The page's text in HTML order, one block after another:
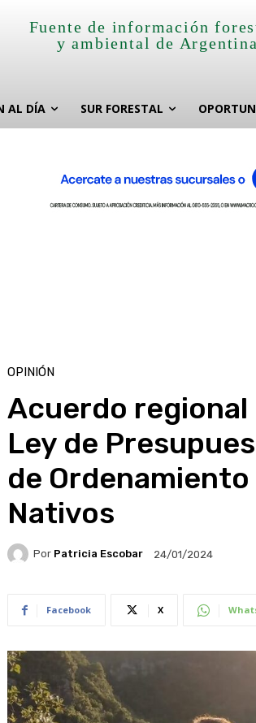
Fuente de información
y ambiental de
AL DÍA SUR FORESTAL
OPINIÓN
Acuerdo regional
Ley de
de
Nativos
Por Patricia Escobar 24/01/2024
Facebook X